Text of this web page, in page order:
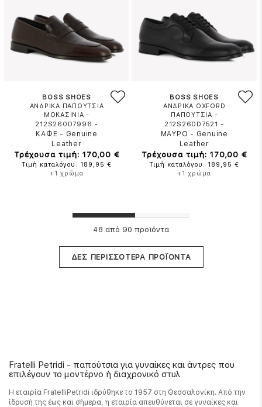
BOSS SHOES
ΑΝΔΡΙΚΑ ΠΑΠΟΥΤΣΙΑ
ΜΟΚΑΣΙΝΙΑ -
212S260D7996 -
ΚΑΦΕ - Genuine
Leather
Τρέχουσα τιμή: 170,00 €
Τιμή καταλόγου: 189,95 €
+1 χρώμα
BOSS SHOES
ΑΝΔΡΙΚΑ OXFORD
ΠΑΠΟΥΤΣΙΑ -
212S260D7521 -
ΜΑΥΡΟ - Genuine
Leather
Τρέχουσα τιμή: 170,00 €
Τιμή καταλόγου: 189,95 €
+1 χρώμα
48 από 90 προϊόντα
ΔΕΣ ΠΕΡΙΣΣΟΤΕΡΑ ΠΡΟΪΟΝΤΑ
Fratelli Petridi - παπούτσια για γυναίκες και άντρες που
επιλέγουν το μοντέρνο ή διαχρονικό στυλ
Η εταιρία FratelliPetridi ιδρύθηκε το 1957 στη Θεσσαλονίκη. Από την
ίδρυσή της έως και σήμερα, η εταιρία απευθύνεται σε γυναίκες και